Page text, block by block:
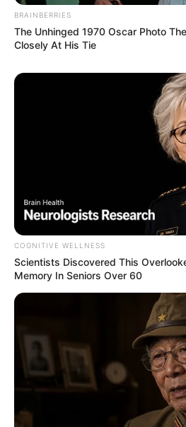
BRAINBERRIES
The Unhinged 1970 Oscar Photo
Closely At His Tie
COGNITIVE WELLNESS
Scientists Discovered This
Memory In Seniors Over 60